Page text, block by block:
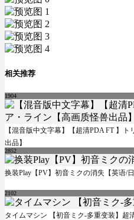
相关推荐
1904
【混音版中文字幕】【超清PDA FT 】
出品】
2852
换装Play【PV】初音ミクの消失【英语/
2102
タイムマシン 【初音ミク-多重变装】超